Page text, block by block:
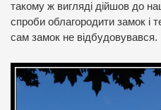
такому ж вигляді дійшов до
спроби облагородити замок і
сам замок не відбудовувався.